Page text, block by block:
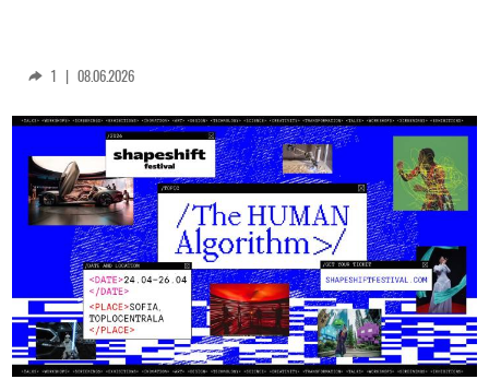
1 | 08.06.2026